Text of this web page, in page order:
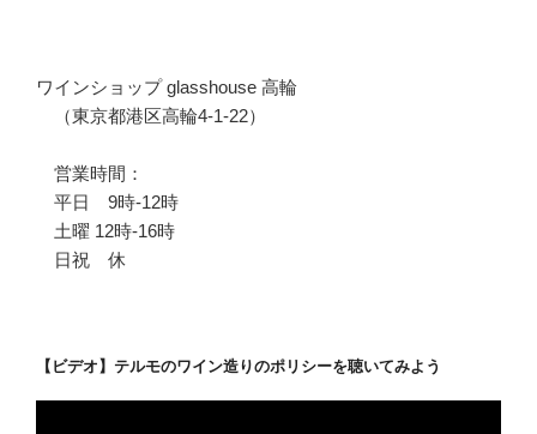
ワインショップ glasshouse 高輪
（東京都港区高輪4-1-22）
営業時間：
平日 9時-12時
土曜 12時-16時
日祝 休
【ビデオ】テルモのワイン造りのポリシーを聴いてみよう